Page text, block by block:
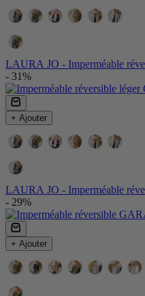
Couleurs:
Couleur
LAURA JO - Imperméable
- 31%
+ Ajouter
Couleurs:
Couleur
LAURA JO - Imperméable
- 29%
+ Ajouter
Couleur:
Couleur